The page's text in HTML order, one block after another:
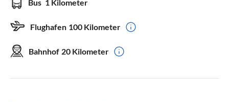
Bus 1 Kilometer
Flughafen 100 Kilometer
Bahnhof 20 Kilometer